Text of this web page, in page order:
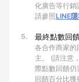
化廣告等行銷
請參照LINE
5. 最終點數回
各合作商家的
主。 (請注意
際點數回饋仍
回饋百分比獲